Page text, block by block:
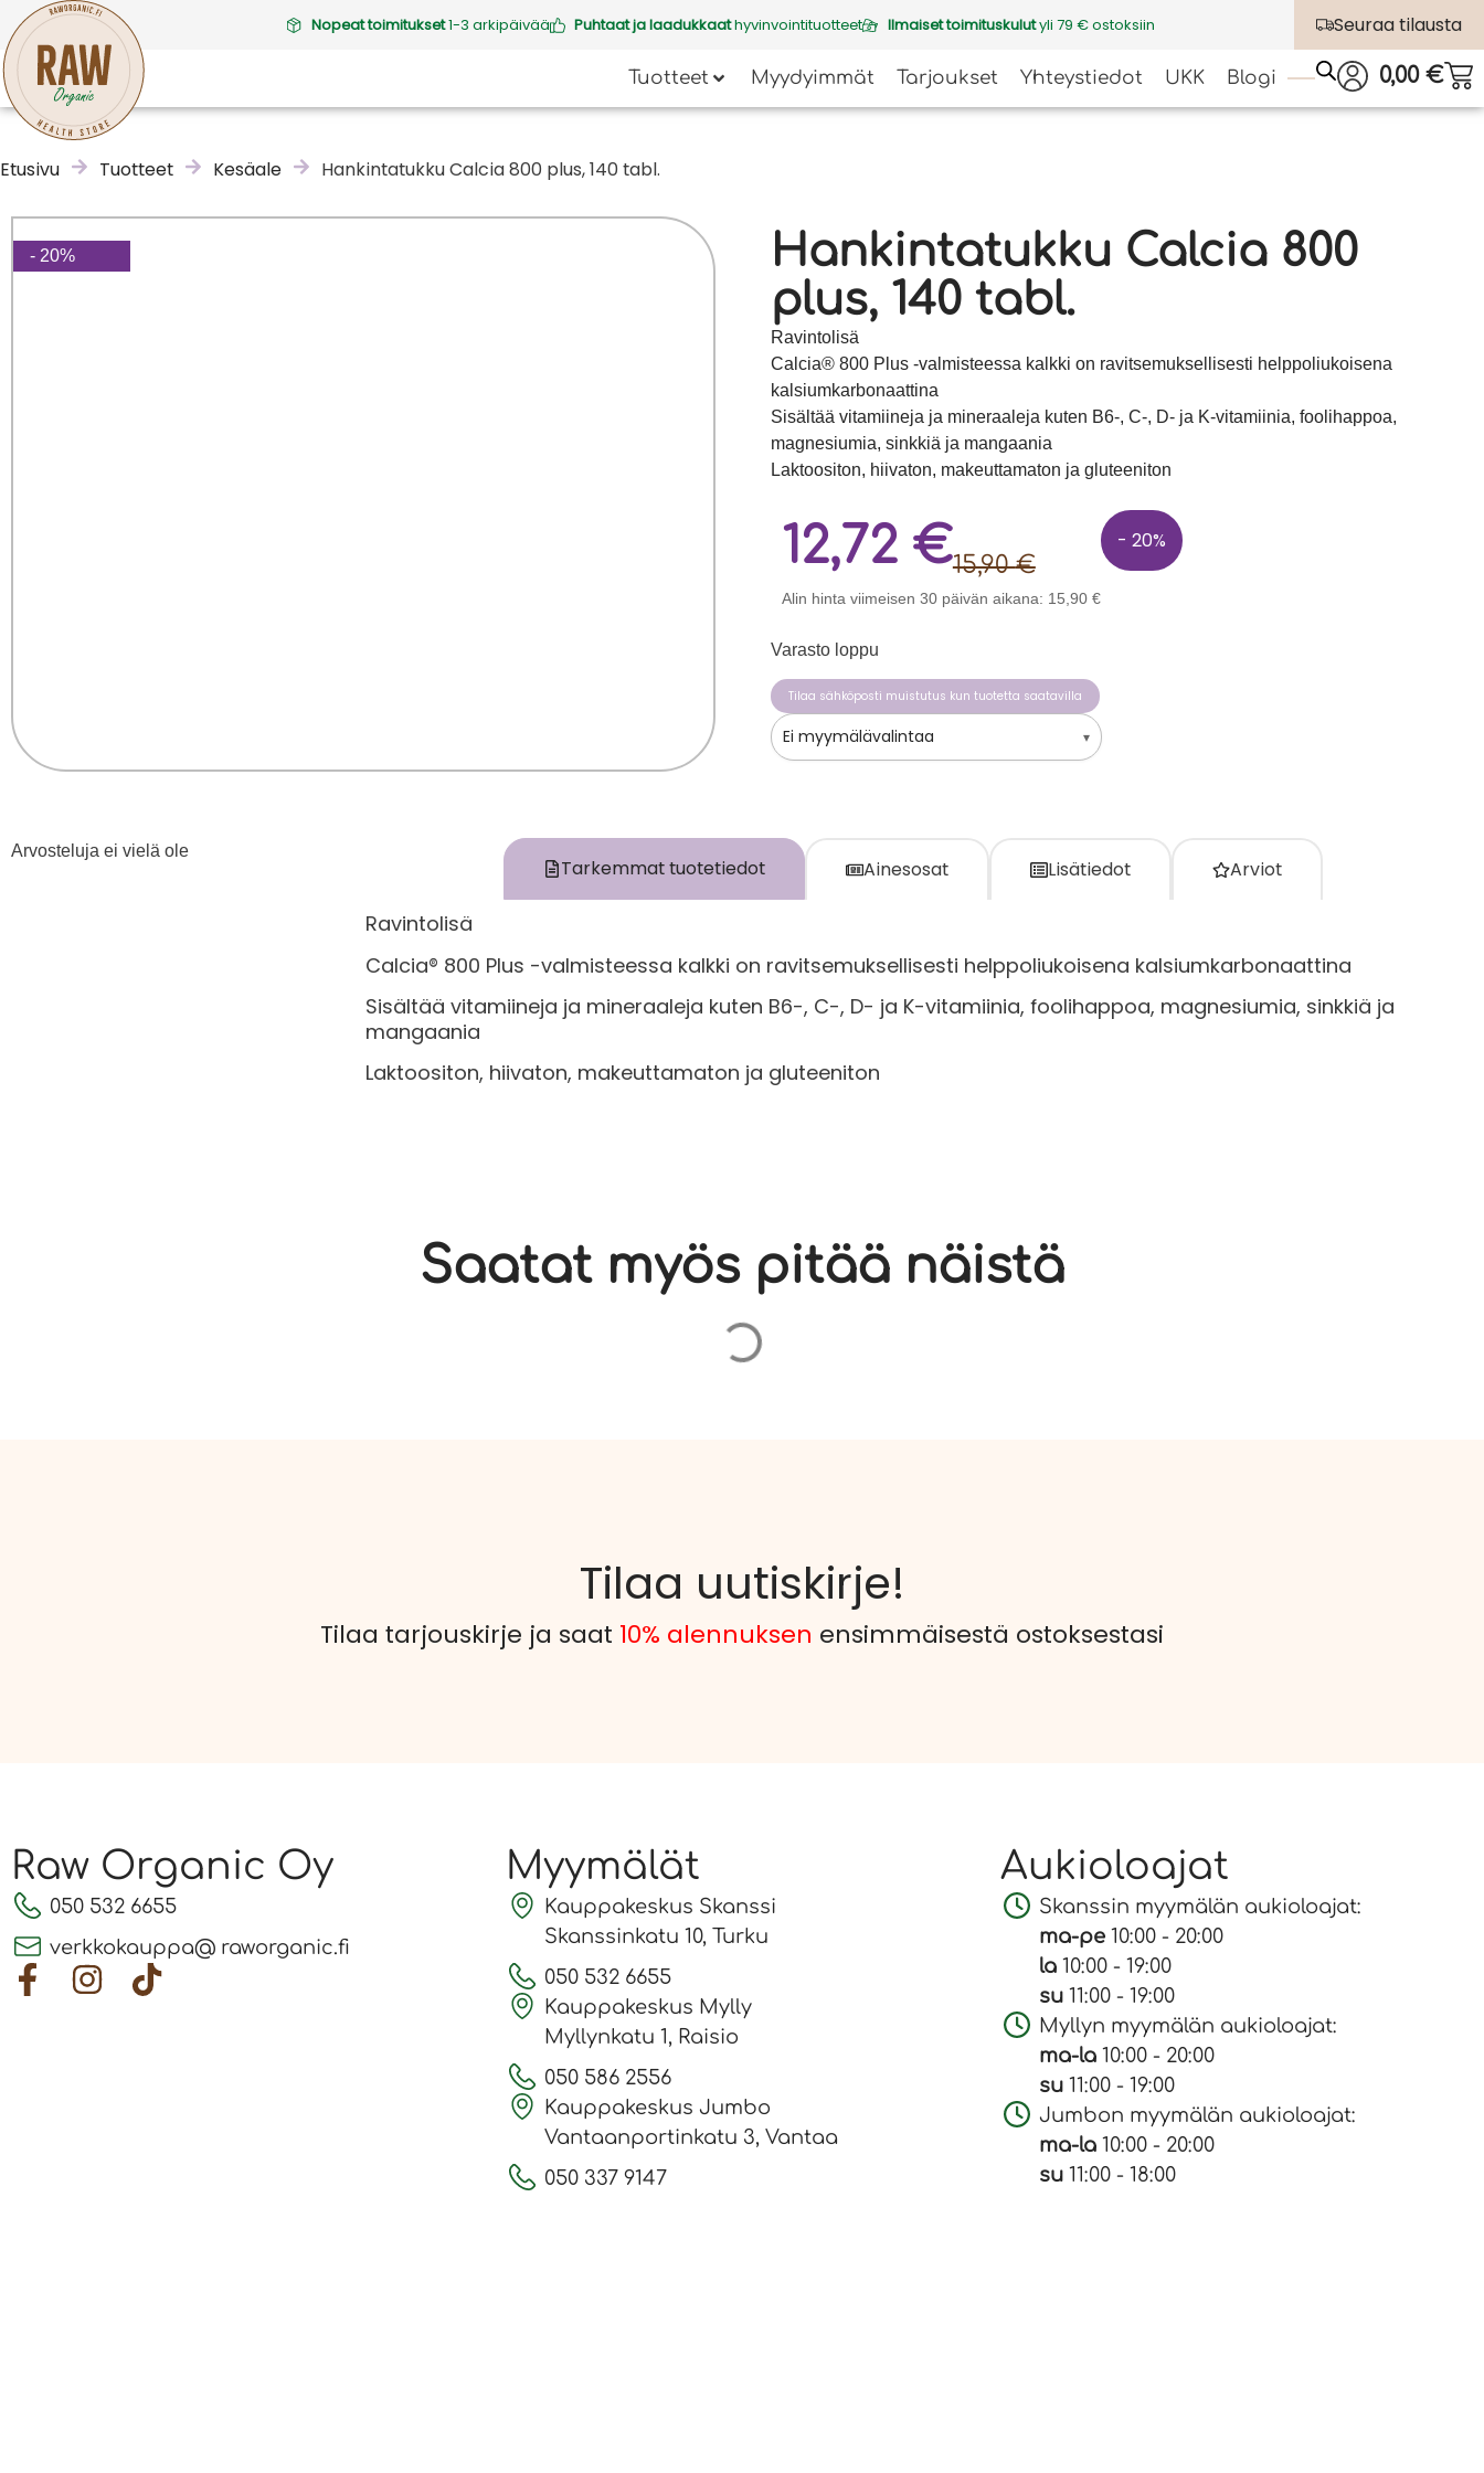
Nopeat toimitukset1-3 arkipäivää Puhtaat ja laadukkaathyvinvointituotteet Ilmaiset toimituskulutyli 79 € ostoksiin Seuraa tilausta
Tuotteet Myydyimmät Tarjoukset Yhteystiedot UKK Blogi 0,00 €
Etusivu Tuotteet Kesäale Hankintatukku Calcia 800 plus, 140 tabl.
- 20%
Hankintatukku Calcia 800
plus, 140 tabl.
Ravintolisä
Calcia® 800 Plus -valmisteessa kalkki on ravitsemuksellisesti helppoliukoisena
kalsiumkarbonaattina
Sisältää vitamiineja ja mineraaleja kuten B6-, C-, D- ja K-vitamiinia, foolihappoa,
magnesiumia, sinkkiä ja mangaania
Laktoositon, hiivaton, makeuttamaton ja gluteeniton
15,90€
12,72 €
Alin hinta viimeisen 30 päivän aikana: 15,90 €
- 20%
Varasto loppu
Tilaa sähköposti muistutus kun tuotetta saatavilla
Ei myymälävalintaa ▾
Arvosteluja ei vielä ole
Tarkemmat tuotetiedot Ainesosat Lisätiedot Arviot
Ravintolisä
Calcia® 800 Plus -valmisteessa kalkki on ravitsemuksellisesti helppoliukoisena kalsiumkarbonaattina
Sisältää vitamiineja ja mineraaleja kuten B6-, C-, D- ja K-vitamiinia, foolihappoa, magnesiumia, sinkkiä ja
mangaania
Laktoositon, hiivaton, makeuttamaton ja gluteeniton
Saatat myös pitää näistä
Tilaa uutiskirje!
Tilaa tarjouskirje ja saat 10% alennuksen ensimmäisestä ostoksestasi
Raw Organic Oy
050 532 6655
verkkokauppa@ raworganic.fi
Myymälät
Kauppakeskus Skanssi
Skanssinkatu 10, Turku
050 532 6655
Kauppakeskus Mylly
Myllynkatu 1, Raisio
050 586 2556
Kauppakeskus Jumbo
Vantaanportinkatu 3, Vantaa
050 337 9147
Aukioloajat
Skanssin myymälän aukioloajat:
ma-pe 10:00 - 20:00
la 10:00 - 19:00
su 11:00 - 19:00
Myllyn myymälän aukioloajat:
ma-la 10:00 - 20:00
su 11:00 - 19:00
Jumbon myymälän aukioloajat:
ma-la 10:00 - 20:00
su 11:00 - 18:00